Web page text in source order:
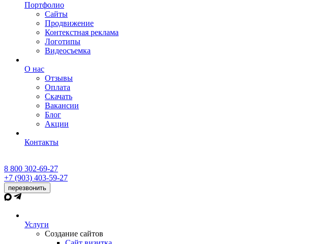
Портфолио
Сайты
Продвижение
Контекстная реклама
Логотипы
Видеосъемка
О нас
Отзывы
Оплата
Скачать
Вакансии
Блог
Акции
Контакты
8 800 302-69-27
+7 (903) 403-59-27
перезвонить
Услуги
Создание сайтов